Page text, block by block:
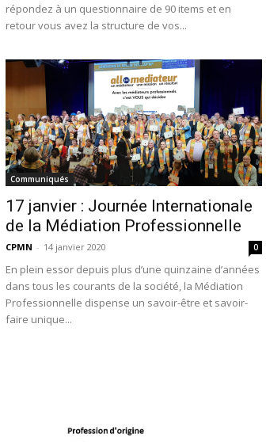
répondez à un questionnaire de 90 items et en
retour vous avez la structure de vos...
Communiqués
17 janvier : Journée Internationale
de la Médiation Professionnelle
CPMN - 14 janvier 2020 0
En plein essor depuis plus d’une quinzaine d’années
dans tous les courants de la société, la Médiation
Professionnelle dispense un savoir-être et savoir-
faire unique...